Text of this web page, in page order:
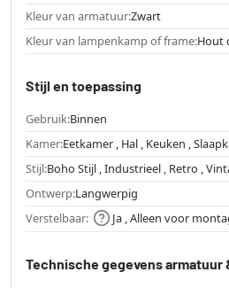
Kleur van armatuur:Zwart
Kleur van lampenkamp of frame:Hout
Stijl en toepassing
Gebruik:Binnen
Kamer:Eetkamer , Hal , Keuken ,
Stijl:Boho Stijl , Industrieel , Retro ,
Ontwerp:Langwerpig
Verstelbaar:
Ja , Alleen voor
Technische gegevens armatuur